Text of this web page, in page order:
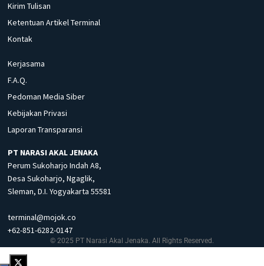
Kirim Tulisan
Ketentuan Artikel Terminal
Kontak
Kerjasama
F.A.Q.
Pedoman Media Siber
Kebijakan Privasi
Laporan Transparansi
PT NARASI AKAL JENAKA
Perum Sukoharjo Indah A8,
Desa Sukoharjo, Ngaglik,
Sleman, D.I. Yogyakarta 55581
terminal@mojok.co
+62-851-6282-0147
© 2025 PT Narasi Akal Jenaka. All Rights Reserved.